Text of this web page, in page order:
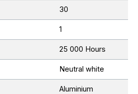
30
1
25 000 Hours
Neutral white
Aluminium